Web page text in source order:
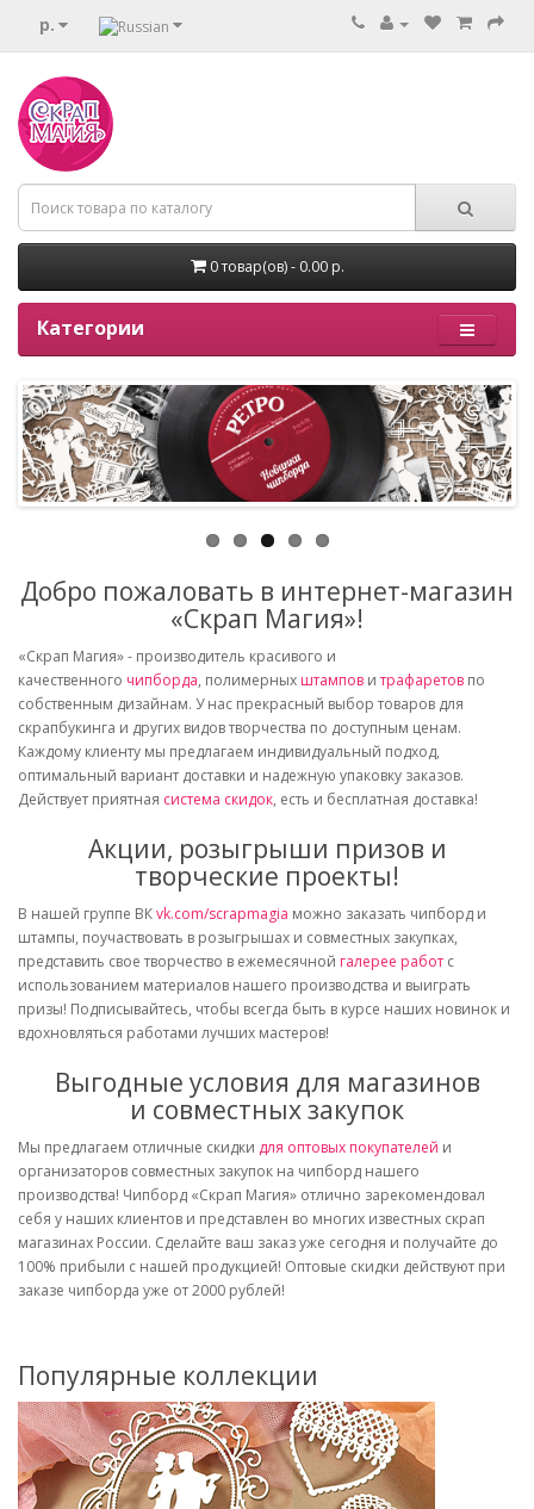
р.
0 товар(ов) - 0.00 р.
Категории
Добро пожаловать в интернет-магазин
«Скрап Магия»!
«Скрап Магия» - производитель красивого и
качественного чипборда, полимерных штампов итрафаретов по
собственным дизайнам. У нас прекрасный выбор товаров для
скрапбукинга и других видов творчества по доступным ценам.
Каждому клиенту мы предлагаем индивидуальный подход,
оптимальный вариант доставки и надежную упаковку заказов.
Действует приятная система скидок, есть и бесплатная доставка!
Акции, розыгрыши призов и
творческие проекты!
В нашей группе ВКvk.com/scrapmagia можно заказать чипборд и
штампы, поучаствовать в розыгрышах и совместных закупках,
представить свое творчество в ежемесячной галерее работ с
использованием материалов нашего производства и выиграть
призы! Подписывайтесь, чтобы всегда быть в курсе наших новинок и
вдохновляться работами лучших мастеров!
Выгодные условия для магазинов
и совместных закупок
Мы предлагаем отличные скидки для оптовых покупателей и
организаторов совместных закупок на чипборд нашего
производства! Чипборд «Скрап Магия» отлично зарекомендовал
себя у наших клиентов и представлен во многих известных скрап
магазинах России. Сделайте ваш заказ уже сегодня и получайте до
100% прибыли с нашей продукцией! Оптовые скидки действуют при
заказе чипборда уже от 2000 рублей!
Популярные коллекции